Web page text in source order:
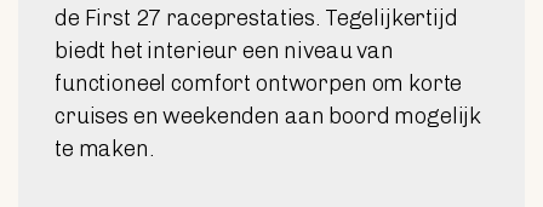
voeter. Een boot die de lat hoger legt, in
staat om op hoog niveau mee te doen aan
de ORC-circuits en tegelijkertijd zichzelf
om te vormen tot een intelligente en
comfortabele boot voor snelle cruises met